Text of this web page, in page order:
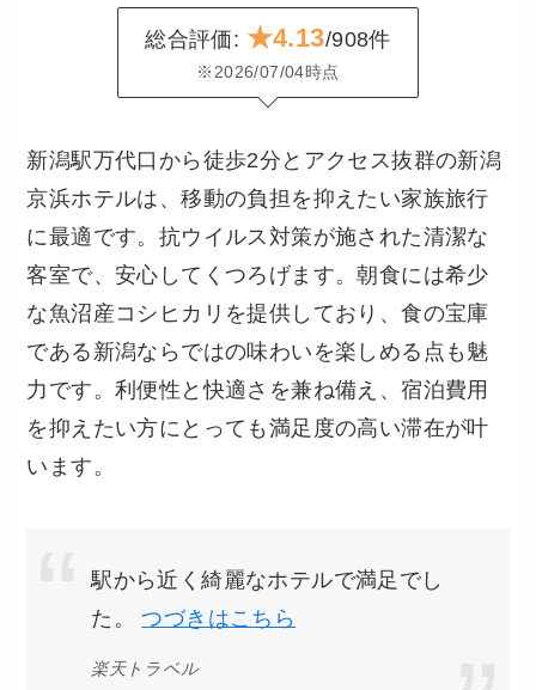
総合評価: ★4.13/908件
※2026/07/04時点
新潟駅万代口から徒歩2分とアクセス抜群の新潟
京浜ホテルは、移動の負担を抑えたい家族旅行
に最適です。抗ウイルス対策が施された清潔な
客室で、安心してくつろげます。朝食には希少
な魚沼産コシヒカリを提供しており、食の宝庫
である新潟ならではの味わいを楽しめる点も魅
力です。利便性と快適さを兼ね備え、宿泊費用
を抑えたい方にとっても満足度の高い滞在が叶
います。
駅から近く綺麗なホテルで満足でし
た。つづきはこちら
楽天トラベル